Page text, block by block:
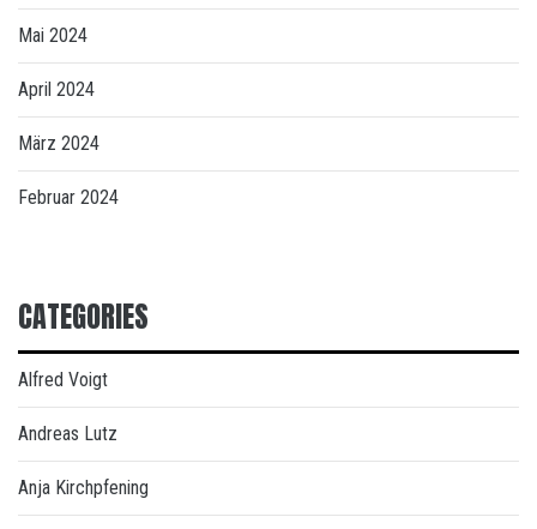
Mai 2024
April 2024
März 2024
Februar 2024
CATEGORIES
Alfred Voigt
Andreas Lutz
Anja Kirchpfening